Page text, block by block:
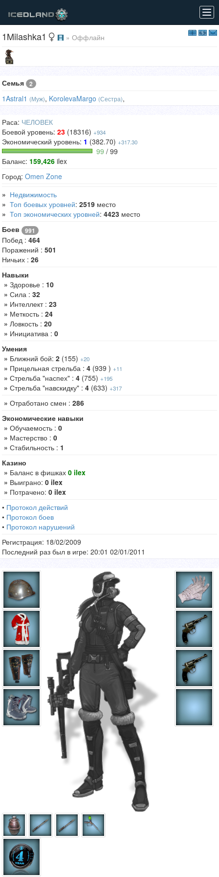
1Milashka1 » Оффлайн
Семья 2
1Astral1 (Муж), KorolevaMargo (Сестра),
Раса: ЧЕЛОВЕК
Боевой уровень: 23 (18316) +934
Экономический уровень: 1 (382.70) +317.30
99 / 99
Баланс: 159,426 ilex
Город: Omen Zone
» Недвижимость
» Топ боевых уровней: 2519 место
» Топ экономических уровней: 4423 место
Боев
991
Побед : 464
Поражений : 501
Ничьих : 26
Навыки
» Здоровье : 10
» Сила : 32
» Интеллект : 23
» Меткость : 24
» Ловкость : 20
» Инициатива : 0
Умения
» Ближний бой: 2 (155) +20
» Прицельная стрельба : 4 (939 ) +11
» Стрельба "наспех" : 4 (755) +195
» Стрельба "навскидку" : 4 (633) +317
» Отработано смен : 286
Экономические навыки
» Обучаемость : 0
» Мастерство : 0
» Стабильность : 1
Казино
» Баланс в фишках 0 ilex
» Выиграно: 0 ilex
» Потрачено: 0 ilex
• Протокол действий
• Протокол боев
• Протокол нарушений
Регистрация: 18/02/2009
Последний раз был в игре: 20:01 02/01/2011